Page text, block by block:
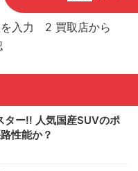
ター!! 人気国産SUVのポ
性能か？